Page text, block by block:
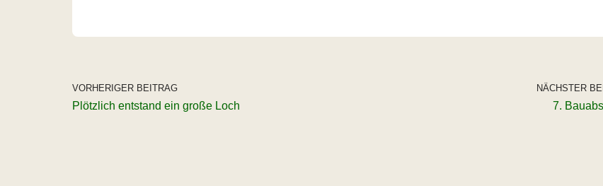
VORHERIGER BEITRAG
Plötzlich entstand ein große Loch
NÄCHSTER
7.